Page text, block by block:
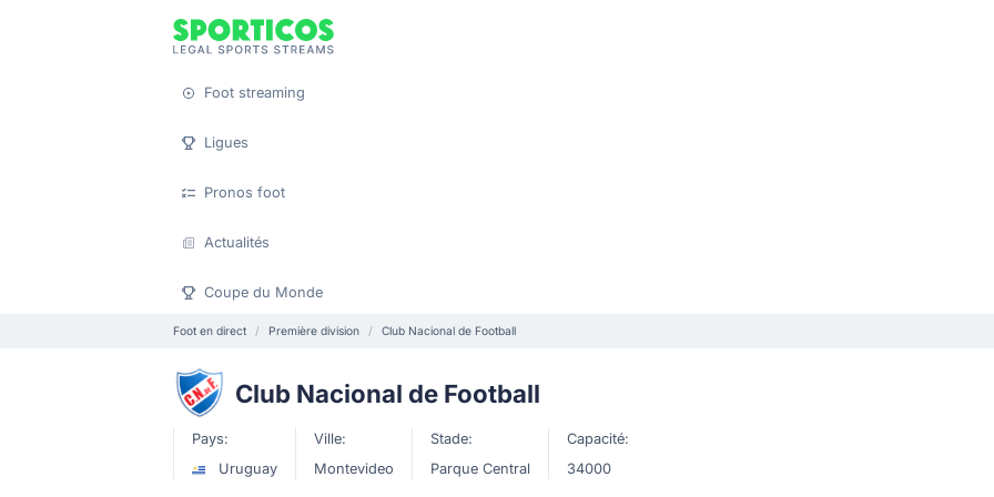
Foot streaming
Ligues
Pronos foot
Actualités
Coupe du Monde
Foot en direct Première division Club Nacional de Football
Club Nacional de Football
Pays:
Uruguay
Ville:
Montevideo
Stade:
Parque Central
Capacité:
34000